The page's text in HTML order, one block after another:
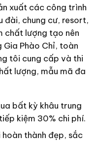
xuất các công trình
đài, chung cư, resort,
chất lượng tạo nên
Phào Chỉ, toàn
tôi cung cấp và thi
lượng, mẫu mã đa
bất kỳ khâu trung
kiệm 30% chi phí.
thành đẹp, sắc